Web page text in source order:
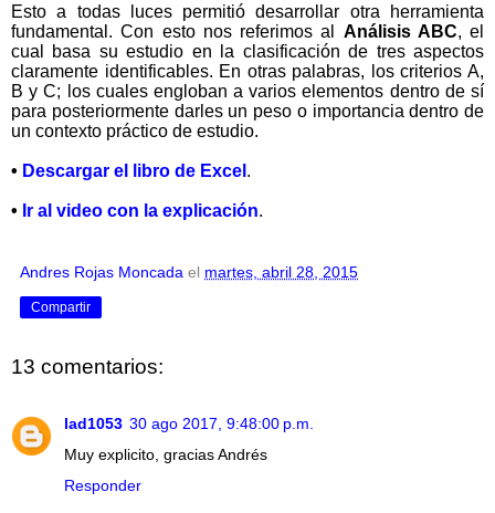
Esto a todas luces permitió desarrollar otra herramienta
fundamental. Con esto nos referimos al Análisis ABC, el
cual basa su estudio en la clasificación de tres aspectos
claramente identificables. En otras palabras, los criterios A,
B y C; los cuales engloban a varios elementos dentro de sí
para posteriormente darles un peso o importancia dentro de
un contexto práctico de estudio.
• Descargar el libro de Excel .
• Ir al video con la explicación.
Andres Rojas Moncada el martes, abril 28, 2015
Compartir
13 comentarios:
lad1053 30 ago 2017, 9:48:00 p.m.
Muy explicito, gracias Andrés
Responder